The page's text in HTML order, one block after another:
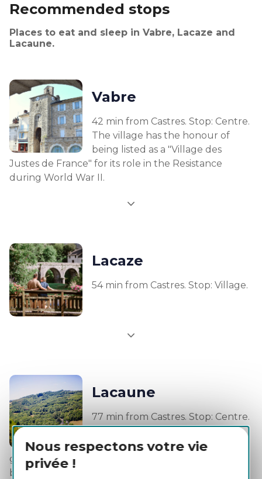
Nous respectons votre vie
privée !
Recommended stops
Places to eat and sleep in Vabre, Lacaze and
Lacaune.
Vabre
42 min from Castres. Stop: Centre.
The village has the honour of
being listed as a "Village des
Justes de France" for its role in the Resistance
during World War II.
Lacaze
54 min from Castres. Stop: Village.
Lacaune
77 min from Castres. Stop: Centre.
The Fontaine des Pisseurs on
Place du Griffoul proves how
good the water in Lacaune-les-Bains is for your
bladder.